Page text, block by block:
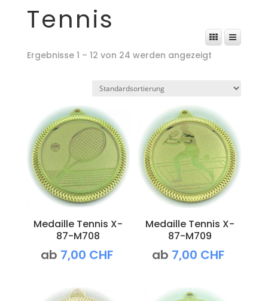
Tennis
Ergebnisse 1 – 12 von 24 werden angezeigt
Medaille Tennis X-
87-M708
ab 7,00 CHF
Medaille Tennis X-
87-M709
ab 7,00 CHF